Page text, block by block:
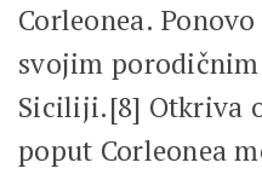
Corleonea.
svojim
Siciliji.[8] Otkriva
poput Corleonea